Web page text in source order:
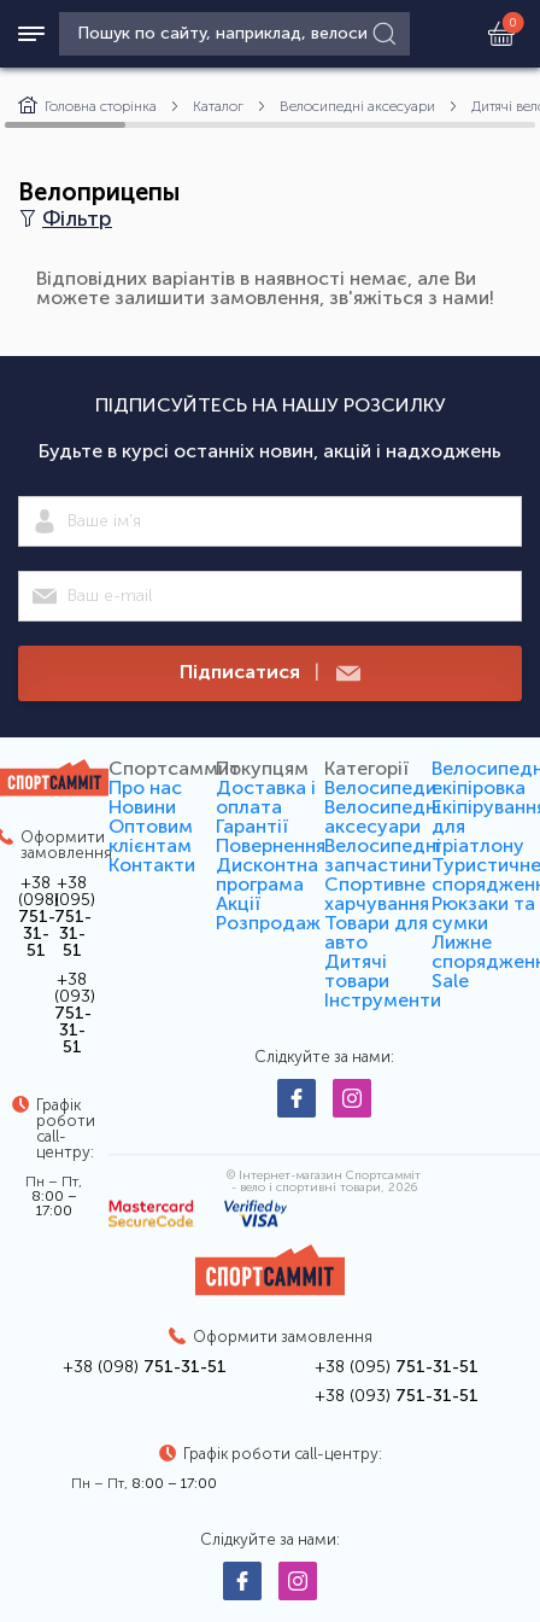
0
Головна сторінка Каталог Велосипедні аксесуари Дитячі
Велоприцепы
Фільтр
Відповідних варіантів в наявності немає, але Ви
можете залишити замовлення, зв'яжіться з нами!
ПІДПИСУЙТЕСЬ НА НАШУ РОЗСИЛКУ
Будьте в курсі останніх новин, акцій і надходжень
Підписатися |
Оформити
замовлення
+38
(098)
751-
31-
51
+38
(095)
751-
31-
51
+38
(093)
751-
31-
51
Графік
роботи
call-
центру:
Пн – Пт,
8:00 –
17:00
Спортсаммит
Про нас
Новини
Оптовим
клієнтам
Контакти
Покупцям
Доставка і
оплата
Гарантії
Повернення
Дисконтна
програма
Акції
Розпродаж
Категорії
Велосипеди
Велосипедні
аксесуари
Велосипедні
запчастини
Спортивне
харчування
Товари для
авто
Дитячі
товари
Інструменти
екіпіровка
для
тріатлону
Рюкзаки та
сумки
Лижне
Sale
Слідкуйте за нами:
© Інтернет-магазин Спортсамміт
- вело і спортивні товари, 2026
Оформити замовлення
+38 (098) 751-31-51 +38 (095) 751-31-51
+38 (093) 751-31-51
Графік роботи call-центру:
Пн – Пт, 8:00 – 17:00
Слідкуйте за нами: